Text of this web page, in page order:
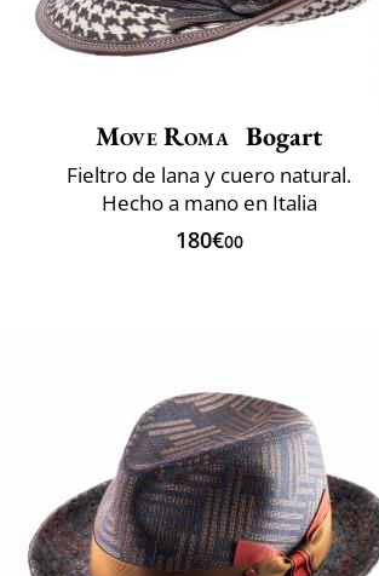
Move Roma Bogart
Fieltro de lana y cuero natural.
Hecho a mano en Italia
180€00